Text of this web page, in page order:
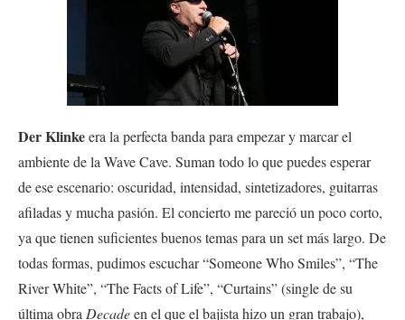
Der Klinkeera la perfecta banda para empezar y marcar el
ambiente de la Wave Cave. Suman todo lo que puedes esperar
de ese escenario: oscuridad, intensidad, sintetizadores, guitarras
afiladas y mucha pasión. El concierto me pareció un poco corto,
ya que tienen suficientes buenos temas para un set más largo. De
todas formas, pudimos escuchar “Someone Who Smiles”, “The
River White”, “The Facts of Life”, “Curtains” (single de su
última obra Decadeen el que el bajista hizo un gran trabajo),